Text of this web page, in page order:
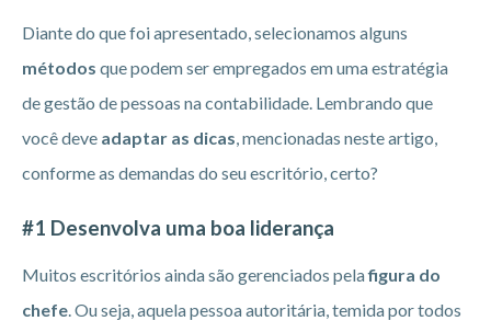
Diante do que foi apresentado, selecionamos alguns
métodos que podem ser empregados em uma estratégia
de gestão de pessoas na contabilidade. Lembrando que
você deve adaptar as dicas, mencionadas neste artigo,
conforme as demandas do seu escritório, certo?
#1 Desenvolva uma boa liderança
Muitos escritórios ainda são gerenciados pelafigura do
chefe. Ou seja, aquela pessoa autoritária, temida por todos